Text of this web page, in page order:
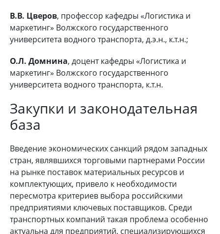
В.В. Цверов, профессор кафедры «Логистика и
маркетинг» Волжского государственного
университета водного транспорта, д.э.н., к.т.н.;
О.Л. Домнина, доцент кафедры «Логистика и
маркетинг» Волжского государственного
университета водного транспорта, к.т.н.
Закупки и законодательная
база
Введение экономических санкций рядом западных
стран, являвшихся торговыми партнерами России
на рынке поставок материальных ресурсов и
комплектующих, привело к необходимости
пересмотра критериев выбора российскими
предприятиями ключевых поставщиков. Среди
транспортных компаний такая проблема особенно
актуальна для предприятий, специализирующихся